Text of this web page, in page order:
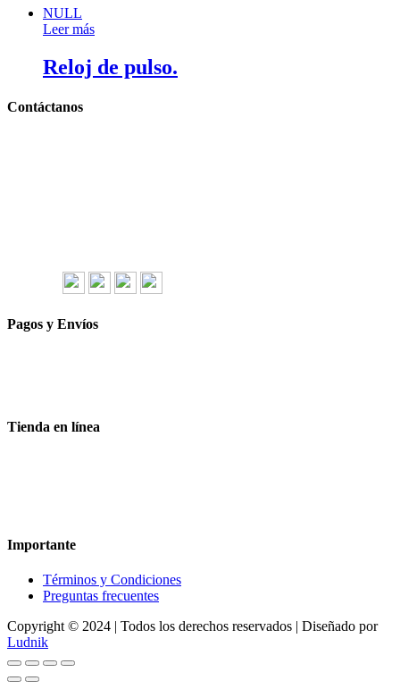
NULL
Leer más
Reloj de pulso.
Contáctanos
Pagos y Envíos
Tienda en línea
Importante
Términos y Condiciones
Preguntas frecuentes
Copyright © 2024 | Todos los derechos reservados | Diseñado por
Ludnik